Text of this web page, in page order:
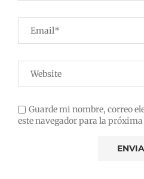
Guarde mi nombre, correo
este navegador para la